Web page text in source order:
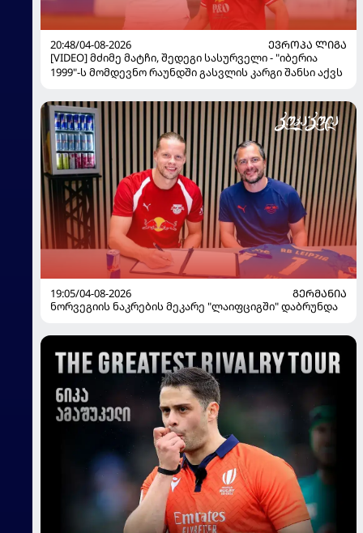
20:48/04-08-2026
ᲔᲕᲠᲝᲞᲐ ᲚᲘᲒᲐ
[VIDEO] მძიმე მატჩი, შედეგი სასურველი - "იბერია
1999"-ს მომდევნო რაუნდში გასვლის კარგი შანსი აქვს
19:05/04-08-2026
ᲒᲔᲠᲛᲐᲜᲘᲐ
ნორვეგიის ნაკრების მეკარე "ლაიფციგში" დაბრუნდა